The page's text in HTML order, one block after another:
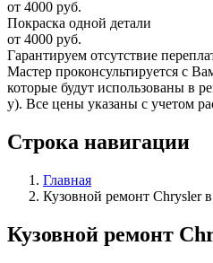
от 4000 руб.
Покраска одной детали
от 4000 руб.
Гарантируем отсутствие
Мастер проконсультируется с
которые будут использованы в
у). Все цены указаны с учетом
Строка навигации
Главная
Кузовной ремонт Chrysler
Кузовной ремонт